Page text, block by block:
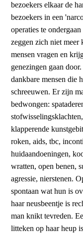
bezoekers elkaar de
bezoekers in een
operaties te
zeggen zich niet meer
mensen vragen en
genezingen gaan
dankbare mensen die
schreeuwen. Er zijn
bedwongen:
klapperende
roken, aids, tbc,
huidaandoeningen,
wratten, open benen,
agressie, nierstenen.
spontaan wat hun is
haar neusbeentje is
man knikt tevreden.
litteken op haar heup